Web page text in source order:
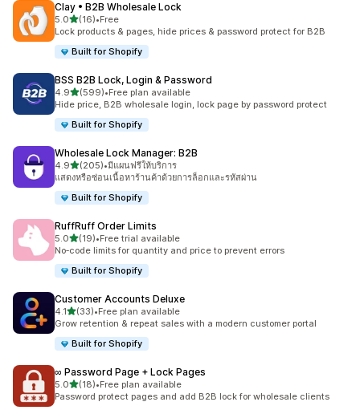
Clay • B2B Wholesale Lock
5.0เต็ม 5 ดาว
(16)
ทั้งหมด 16 รีวิว
•Free
Lock products & pages, hide prices & password protect for B2B
Built for Shopify
BSS B2B Lock, Login & Password
4.9เต็ม 5 ดาว
(599)
ทั้งหมด 599 รีวิว
•Free plan available
Hide price, B2B wholesale login, lock page by password protect
Built for Shopify
Wholesale Lock Manager: B2B
4.9เต็ม 5 ดาว
(205)
ทั้งหมด 205 รีวิว
•มีแผนฟรีให้บริการ
แสดงหรือซ่อนเนื้อหาร้านค้าด้วยการล็อกและรหัสผ่าน
Built for Shopify
RuffRuff Order Limits
5.0เต็ม 5 ดาว
(19)
ทั้งหมด 19 รีวิว
•Free trial available
No‑code limits for quantity and price to prevent errors
Built for Shopify
Customer Accounts Deluxe
4.1เต็ม 5 ดาว
(33)
ทั้งหมด 33 รีวิว
•Free plan available
Grow retention & repeat sales with a modern customer portal
Built for Shopify
∞ Password Page + Lock Pages
5.0เต็ม 5 ดาว
(18)
ทั้งหมด 18 รีวิว
•Free plan available
Password protect pages and add B2B lock for wholesale clients